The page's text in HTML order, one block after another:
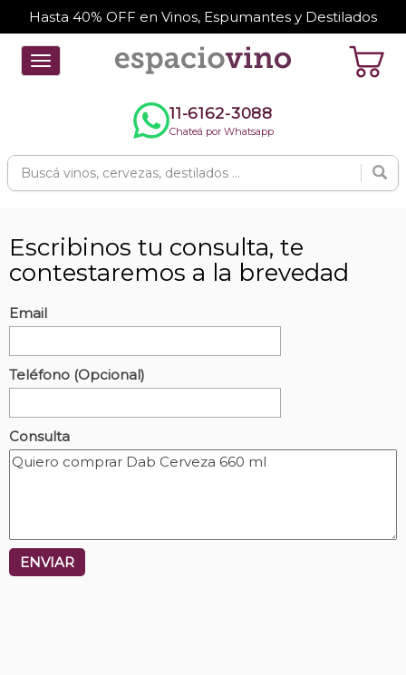
Hasta 40% OFF en Vinos, Espumantes y Destilados
Toggle
navigation
11-6162-3088
Chateá por Whatsapp
Escribinos tu consulta, te
contestaremos a la brevedad
Email
Teléfono (Opcional)
Consulta
ENVIAR